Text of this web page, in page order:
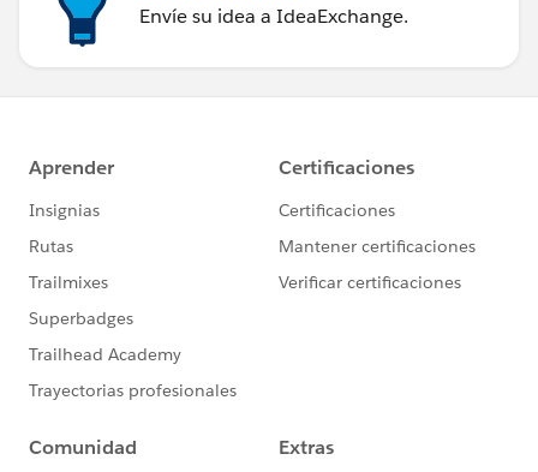
Envíe su idea a IdeaExchange.